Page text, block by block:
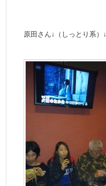
原田さん↓（しっとり系）↓